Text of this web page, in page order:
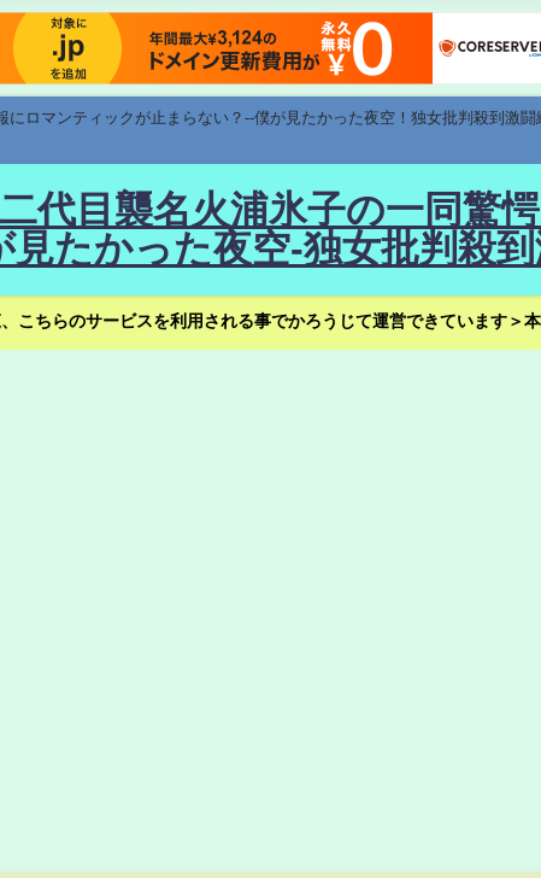
ロマンティックが止まらない？--僕が見たかった夜空！独女批判殺到激
代目襲名火浦氷子の一同驚
たかった夜空-独女批判殺
こちらのサービスを利用される事でかろうじて運営できています＞